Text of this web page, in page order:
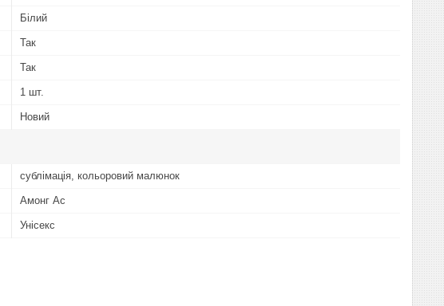
Білий
Так
Так
1 шт.
Новий
сублімація, кольоровий малюнок
Амонг Ас
Унісекс